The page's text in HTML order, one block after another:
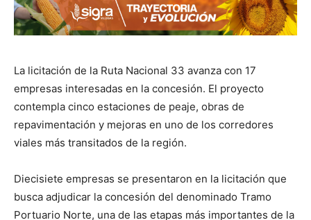
La licitación de la Ruta Nacional 33 avanza con 17
empresas interesadas en la concesión. El proyecto
contempla cinco estaciones de peaje, obras de
repavimentación y mejoras en uno de los corredores
viales más transitados de la región.
Diecisiete empresas se presentaron en la licitación que
busca adjudicar la concesión del denominado Tramo
Portuario Norte, una de las etapas más importantes de la